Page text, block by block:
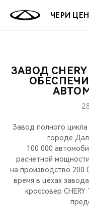
ЧЕРИ
КРОССОВЕРЫ
СЕДАНЫ
НОВИНКИ
КРЕДИТ И
ЗАПЧАСТИ И
ПОДДЕРЖКА
О БРЕНДЕ
CHERY В СОЦСЕТЯХ
КРЕДИТ
МЫ В СОЦСЕТЯХ
ЗАВОД
Завод полного
городе
100 000
расчетной
на производство 200
время в цехах
кроссовер